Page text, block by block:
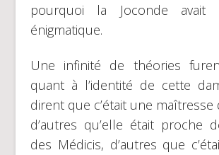
pourquoi la Joconde avait
énigmatique.
Une infinité de théories
quant à l’identité de cette
dirent que c’était une maîtresse
d’autres qu’elle était proche
des Médicis, d’autres que